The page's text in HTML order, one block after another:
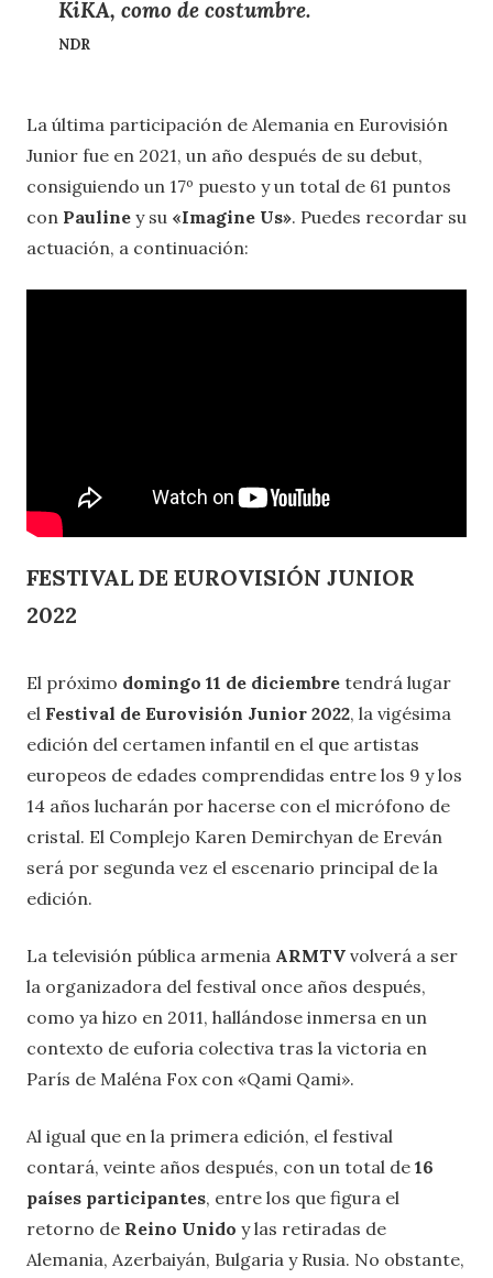
KiKA, como de costumbre.
NDR
La última participación de Alemania en Eurovisión
Junior fue en 2021, un año después de su debut,
consiguiendo un 17º puesto y un total de 61 puntos
con Pauline y su «Imagine Us». Puedes recordar su
actuación, a continuación:
FESTIVAL DE EUROVISIÓN JUNIOR
2022
El próximo domingo 11 de diciembre tendrá lugar
el Festival de Eurovisión Junior 2022, la vigésima
edición del certamen infantil en el que artistas
europeos de edades comprendidas entre los 9 y los
14 años lucharán por hacerse con el micrófono de
cristal. El Complejo Karen Demirchyan de Ereván
será por segunda vez el escenario principal de la
edición.
La televisión pública armenia ARMTV volverá a ser
la organizadora del festival once años después,
como ya hizo en 2011, hallándose inmersa en un
contexto de euforia colectiva tras la victoria en
París de Maléna Fox con «Qami Qami».
Al igual que en la primera edición, el festival
contará, veinte años después, con un total de 16
países participantes, entre los que figura el
retorno de Reino Unido y las retiradas de
Alemania, Azerbaiyán, Bulgaria y Rusia. No obstante,